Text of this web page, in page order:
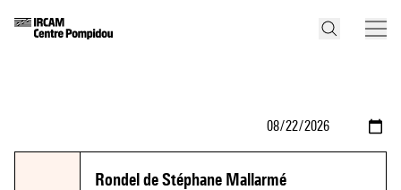
Rondel de Stéphane Mallarmé